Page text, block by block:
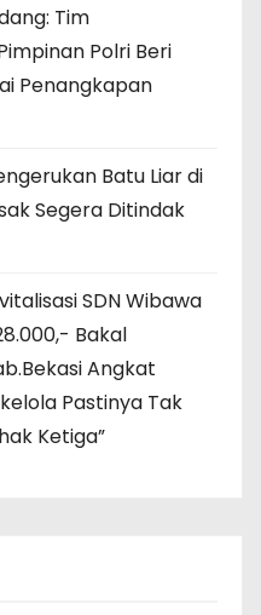
Tim
Polri Beri
Penangkapan
Batu Liar di
Segera Ditindak
SDN Wibawa
Bakal
Angkat
Pastinya Tak
Ketiga”